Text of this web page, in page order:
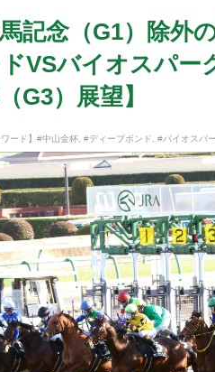
記念（G1）除
VSバイオスパー
G3）展望】
ード】 #中山金杯 #ディープボンド #バイオスパ